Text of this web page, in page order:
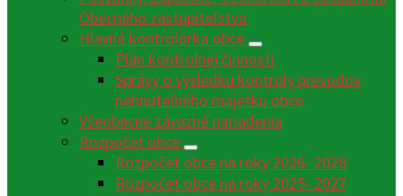
Obecného zastupiteľstva
Hlavná kontrolórka obce
Plán kontrolnej činnosti
Správy o výsledku kontroly prevodov
nehnuteľného majetku obce
Všeobecne záväzné nariadenia
Rozpočet obce
Rozpočet obce na roky 2026- 2028
Rozpočet obce na roky 2025- 2027